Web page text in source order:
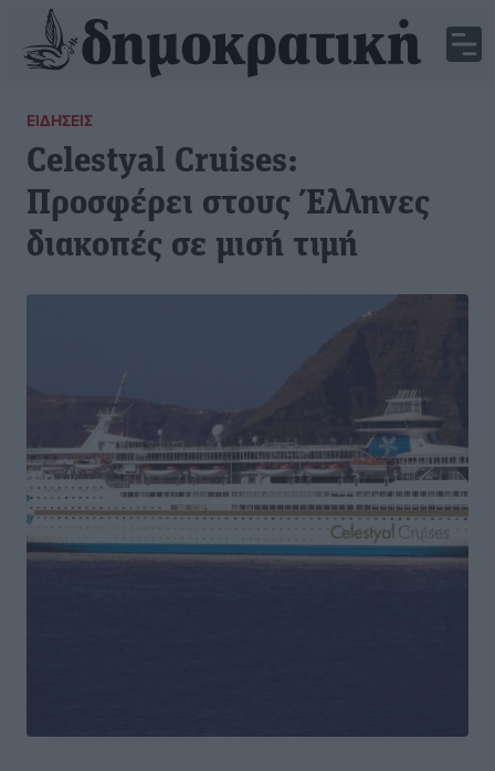
ΕΙΔΉΣΕΙΣ
Celestyal Cruises:
Προσφέρει στους Έλληνες
διακοπές σε μισή τιμή